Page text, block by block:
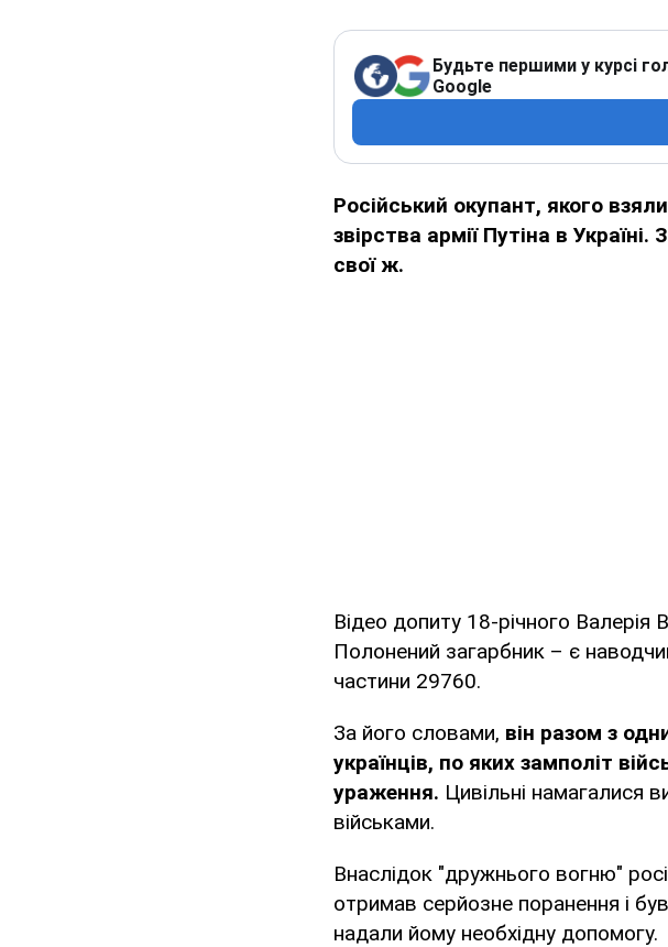
Будьте першими у курсі
Google
Російський окупант, якого
звірства армії Путіна в
свої ж.
Відео допиту 18-річного
Полонений загарбник – є
частини 29760.
За його словами, він разом з
українців, по яких замполіт
ураження. Цивільні намагалися
військами.
Внаслідок "дружнього вогню"
отримав серйозне поранення і
надали йому необхідну допомогу.